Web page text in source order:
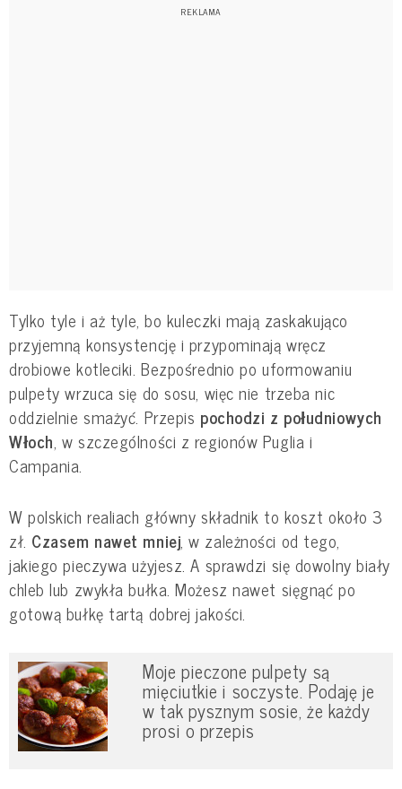
Tylko tyle i aż tyle, bo kuleczki mają zaskakująco
przyjemną konsystencję i przypominają wręcz
drobiowe kotleciki. Bezpośrednio po uformowaniu
pulpety wrzuca się do sosu, więc nie trzeba nic
oddzielnie smażyć. Przepis pochodzi z południowych
Włoch, w szczególności z regionów Puglia i
Campania.
W polskich realiach główny składnik to koszt około 3
zł. Czasem nawet mniej, w zależności od tego,
jakiego pieczywa użyjesz. A sprawdzi się dowolny biały
chleb lub zwykła bułka. Możesz nawet sięgnąć po
gotową bułkę tartą dobrej jakości.
Moje pieczone pulpety są
mięciutkie i soczyste. Podaję je
w tak pysznym sosie, że każdy
prosi o przepis